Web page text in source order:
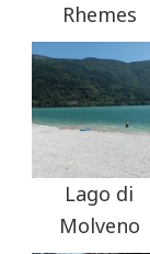
Rhemes
Lago di
Molveno